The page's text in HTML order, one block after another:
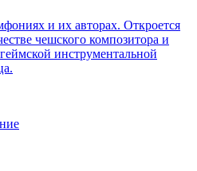
и их авторах. Откроется
чешского композитора и
инструментальной